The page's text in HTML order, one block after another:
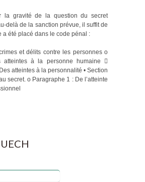
la gravité de la question du secret
delà de la sanction prévue, il suffit de
a été placé dans le code pénal :
et délits contre les personnes o
atteintes à la personne humaine 
atteintes à la personnalité • Section
secret. o Paragraphe 1 : De l’atteinte